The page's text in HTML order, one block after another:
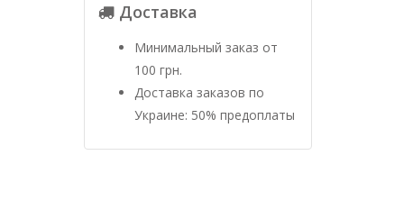
Доставка
Минимальный заказ от
100 грн.
Доставка заказов по
Украине: 50% предоплаты